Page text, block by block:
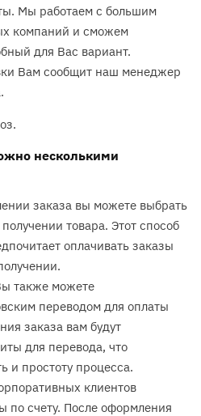
Мы работаем с большим
компаний и сможем
для Вас вариант.
Вам сообщит наш менеджер
несколькими
заказа вы можете выбрать
товара. Этот способ
оплачивать заказы
также можете
переводом для оплаты
заказа вам будут
для перевода, что
и простоту процесса.
клиентов
по счету. После оформления